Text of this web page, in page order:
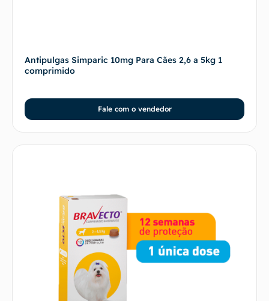
Antipulgas Simparic 10mg Para Cães 2,6 a 5kg 1
comprimido
Fale com o vendedor